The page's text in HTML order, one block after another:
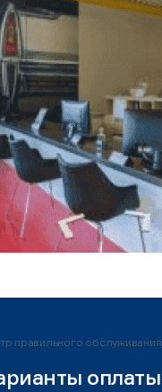
правильного обслуживания
оплаты